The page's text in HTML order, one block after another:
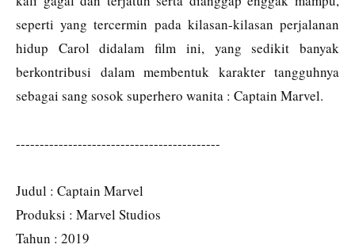
seperti yang tercermin pada kilasan-kilasan perjalanan
hidup Carol didalam film ini, yang sedikit banyak
berkontribusi dalam membentuk karakter tangguhnya
sebagai sang sosok superhero wanita : Captain Marvel.
-------------------------------------------
Judul : Captain Marvel
Produksi : Marvel Studios
Tahun : 2019